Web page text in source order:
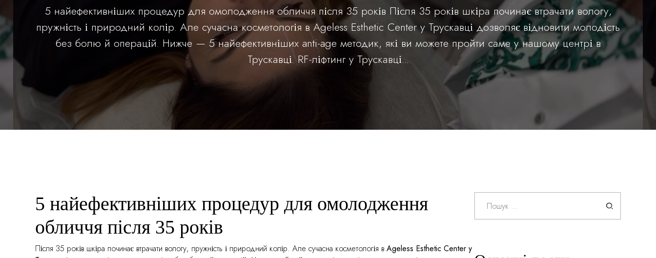
5 найефективніших процедур для омолодження обличчя після 35 років Після 35 років шкіра починає втрачати вологу,
пружність і природний колір. Але сучасна косметологія в Ageless Esthetic Center у Трускавці дозволяє відновити молодість
без болю й операцій. Нижче — 5 найефективніших anti-age методик, які ви можете пройти саме у нашому центрі в
Трускавці. RF-ліфтинг у Трускавці...
5 найефективніших процедур для омолодження
обличчя після 35 років
Після 35 років шкіра починає втрачати вологу, пружність і природний колір. Але сучасна косметологія в Ageless Esthetic Center у